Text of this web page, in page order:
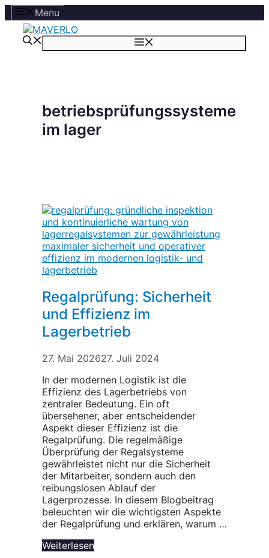
Zum
Inhalt
springen
Menu
betriebsprüfungssysteme
im lager
Regalprüfung: Sicherheit
und Effizienz im
Lagerbetrieb
27. Mai 202627. Juli 2024
In der modernen Logistik ist die
Effizienz des Lagerbetriebs von
zentraler Bedeutung. Ein oft
übersehener, aber entscheidender
Aspekt dieser Effizienz ist die
Regalprüfung. Die regelmäßige
Überprüfung der Regalsysteme
gewährleistet nicht nur die Sicherheit
der Mitarbeiter, sondern auch den
reibungslosen Ablauf der
Lagerprozesse. In diesem Blogbeitrag
beleuchten wir die wichtigsten Aspekte
der Regalprüfung und erklären, warum …
Weiterlesen